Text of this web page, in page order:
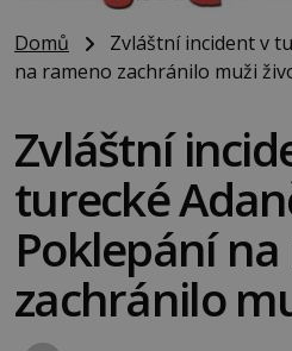
Domů
Zvláštní incident v
na rameno zachránilo muži
Zvláštní
turecké
Poklepání
zachránilo